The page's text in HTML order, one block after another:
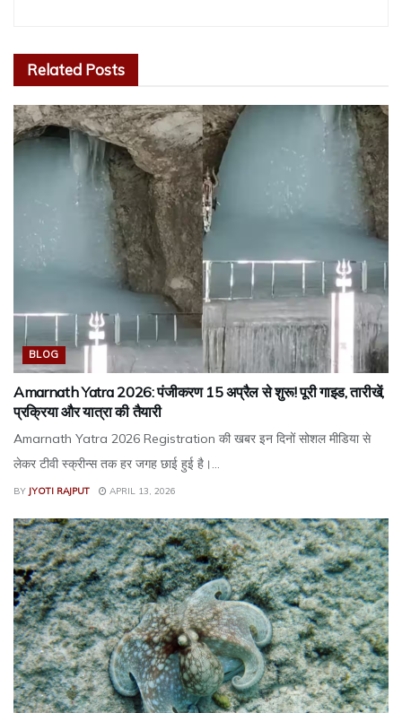
Related Posts
BLOG
Amarnath Yatra 2026: पंजीकरण 15 अप्रैल से शुरू! पूरी गाइड, तारीखें,
प्रक्रिया और यात्रा की तैयारी
Amarnath Yatra 2026 Registration की खबर इन दिनों सोशल मीडिया से
लेकर टीवी स्क्रीन्स तक हर जगह छाई हुई है।...
BY JYOTI RAJPUT APRIL 13, 2026